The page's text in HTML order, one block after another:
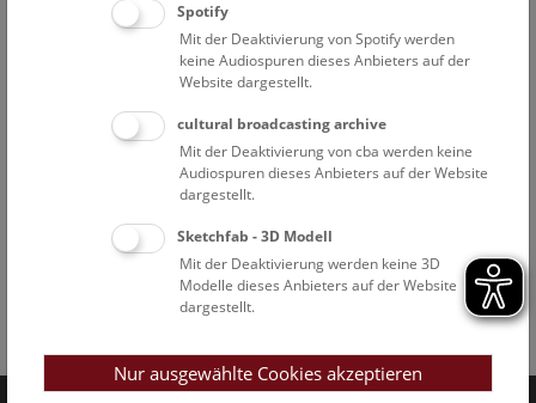
Spotify
Mit der Deaktivierung von Spotify werden
keine Audiospuren dieses Anbieters auf der
Website dargestellt.
cultural broadcasting archive
Mit der Deaktivierung von cba werden keine
Audiospuren dieses Anbieters auf der Website
dargestellt.
Sketchfab - 3D Modell
Mit der Deaktivierung werden keine 3D
Modelle dieses Anbieters auf der Website
dargestellt.
Nur ausgewählte Cookies akzeptieren